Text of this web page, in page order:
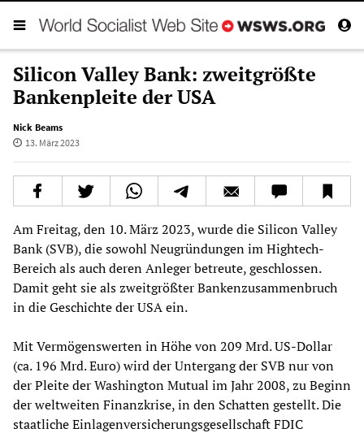
Silicon Valley Bank: zweitgrößte
Bankenpleite der USA
Nick Beams
13. März 2023
Am Freitag, den 10. März 2023, wurde die Silicon Valley
Bank (SVB), die sowohl Neugründungen im Hightech-
Bereich als auch deren Anleger betreute, geschlossen.
Damit geht sie als zweitgrößter Bankenzusammenbruch
in die Geschichte der USA ein.
Mit Vermögenswerten in Höhe von 209 Mrd. US-Dollar
(ca. 196 Mrd. Euro) wird der Untergang der SVB nur von
der Pleite der Washington Mutual im Jahr 2008, zu Beginn
der weltweiten Finanzkrise, in den Schatten gestellt. Die
staatliche Einlagenversicherungsgesellschaft FDIC